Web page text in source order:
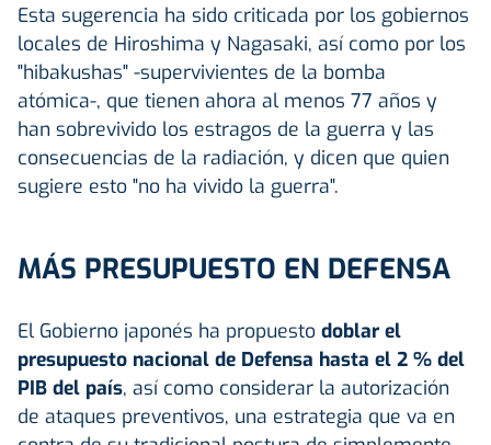
Esta sugerencia ha sido criticada por los gobiernos
locales de Hiroshima y Nagasaki, así como por los
"hibakushas" -supervivientes de la bomba
atómica-, que tienen ahora al menos 77 años y
han sobrevivido los estragos de la guerra y las
consecuencias de la radiación, y dicen que quien
sugiere esto "no ha vivido la guerra".
MÁS PRESUPUESTO EN DEFENSA
El Gobierno japonés ha propuesto doblar el
presupuesto nacional de Defensa hasta el 2 % del
PIB del país, así como considerar la autorización
de ataques preventivos, una estrategia que va en